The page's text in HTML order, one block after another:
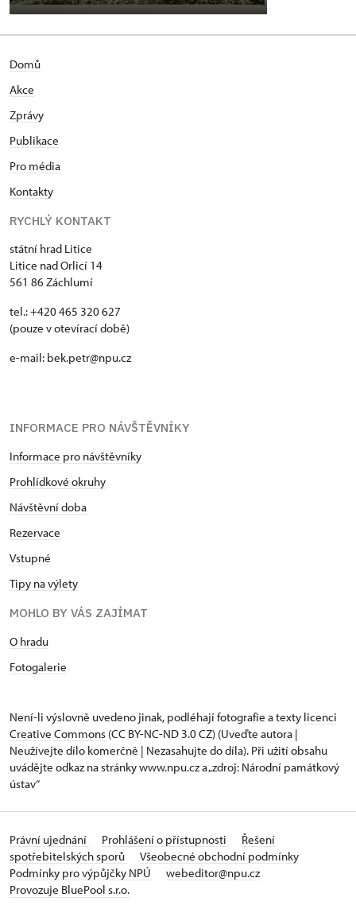
Domů
Akce
Zprávy
Publikace
Pro média
Kontakty
RYCHLÝ KONTAKT
státní hrad Litice
Litice nad Orlicí 14
561 86 Záchlumí
tel.: +420 465 320 627
(pouze v otevírací době)
e-mail: bek.petr@npu.cz
INFORMACE PRO NÁVŠTĚVNÍKY
Informace pro návštěvníky
Prohlídkové okruhy
Návštěvní doba
Rezervace
Vstupné
Tipy na výlety
MOHLO BY VÁS ZAJÍMAT
O hradu
Fotogalerie
Není-li výslovně uvedeno jinak, podléhají fotografie a texty licenci
Creative Commons (CC BY-NC-ND 3.0 CZ) (Uveďte autora |
Neužívejte dílo komerčně | Nezasahujte do díla). Při užití obsahu
uvádějte odkaz na stránky www.npu.cz a „zdroj: Národní památkový
ústav“
Právní ujednání Prohlášení o přístupnosti
Řešení
spotřebitelských sporů
Všeobecné obchodní podmínky
Podmínky pro výpůjčky NPÚ
webeditor@npu.cz
Provozuje BluePool s.r.o.